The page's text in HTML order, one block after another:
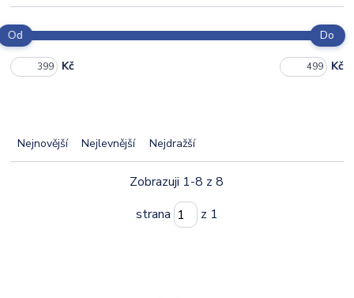
Kč
Od Do
Kč
Nejnovější Nejlevnější Nejdražší
Zobrazuji 1-8 z 8
strana
z 1